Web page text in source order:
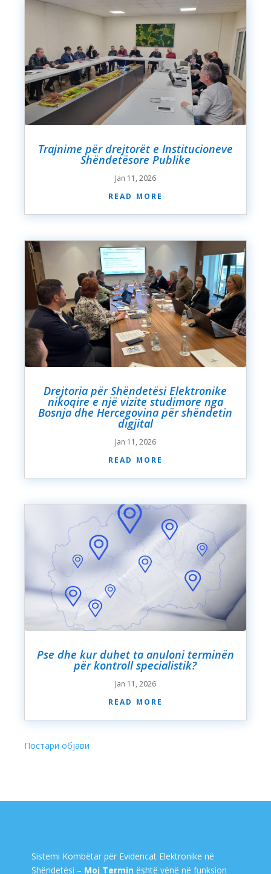
Trajnime për drejtorët e Institucioneve
Shëndetësore Publike
Jan 11, 2026
read more
Drejtoria për Shëndetësi Elektronike
nikoqire e një vizite studimore nga
Bosnja dhe Hercegovina për shëndetin
digjital
Jan 11, 2026
read more
Pse dhe kur duhet ta anuloni terminën
për kontroll specialistik?
Jan 11, 2026
read more
Sistemi Kombëtar për Evidencat Elektronike në
Shëndetësi – Moj Termin është vënë në funksion